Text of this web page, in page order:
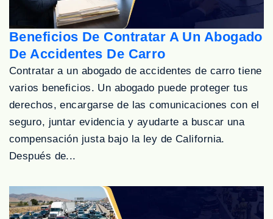
Beneficios De Contratar A Un Abogado
De Accidentes De Carro
Contratar a un abogado de accidentes de carro tiene
varios beneficios. Un abogado puede proteger tus
derechos, encargarse de las comunicaciones con el
seguro, juntar evidencia y ayudarte a buscar una
compensación justa bajo la ley de California.
Después de...